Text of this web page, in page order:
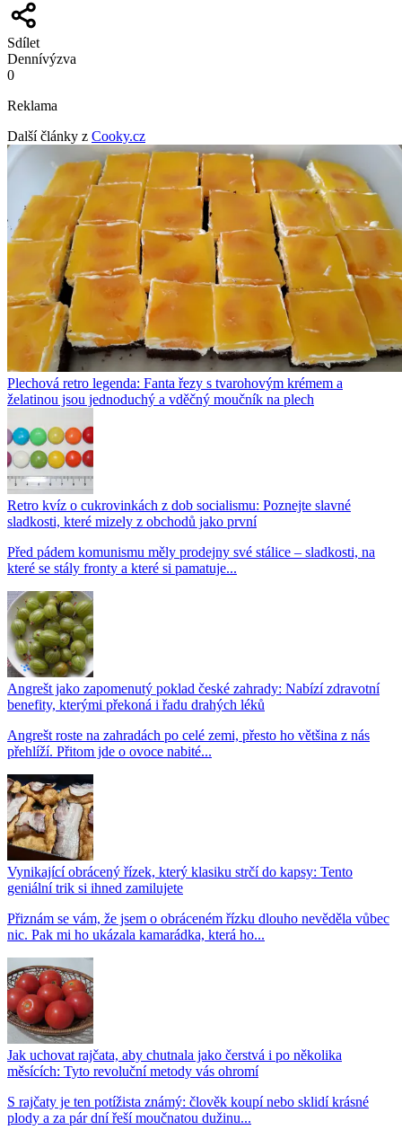
Sdílet
Dennívýzva
0
Reklama
Další články z Cooky.cz
Plechová retro legenda: Fanta řezy s tvarohovým krémem a
želatinou jsou jednoduchý a vděčný moučník na plech
Retro kvíz o cukrovinkách z dob socialismu: Poznejte slavné
sladkosti, které mizely z obchodů jako první
Před pádem komunismu měly prodejny své stálice – sladkosti, na
které se stály fronty a které si pamatuje...
Angrešt jako zapomenutý poklad české zahrady: Nabízí zdravotní
benefity, kterými překoná i řadu drahých léků
Angrešt roste na zahradách po celé zemi, přesto ho většina z nás
přehlíží. Přitom jde o ovoce nabité...
Vynikající obrácený řízek, který klasiku strčí do kapsy: Tento
geniální trik si ihned zamilujete
Přiznám se vám, že jsem o obráceném řízku dlouho nevěděla vůbec
nic. Pak mi ho ukázala kamarádka, která ho...
Jak uchovat rajčata, aby chutnala jako čerstvá i po několika
měsících: Tyto revoluční metody vás ohromí
S rajčaty je ten potížista známý: člověk koupí nebo sklidí krásné
plody a za pár dní řeší moučnatou dužinu...